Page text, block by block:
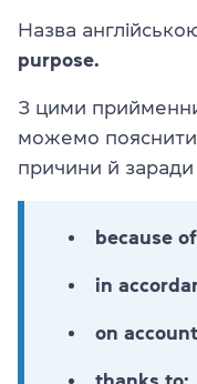
Назва
purpose.
З цими
можемо
причини й заради
because
in
on